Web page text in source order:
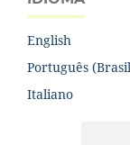
English
Português
Italiano